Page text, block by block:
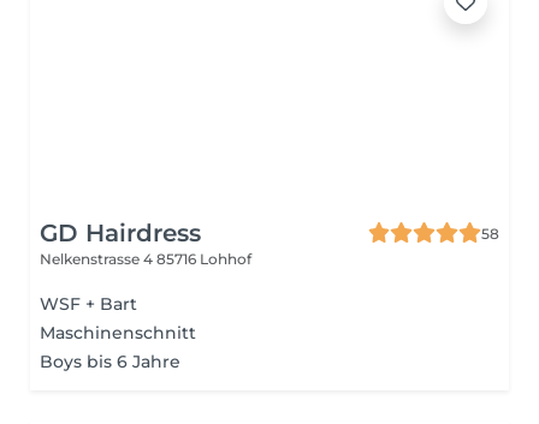
GD Hairdress
58
Nelkenstrasse 4 85716 Lohhof
WSF + Bart
Maschinenschnitt
Boys bis 6 Jahre